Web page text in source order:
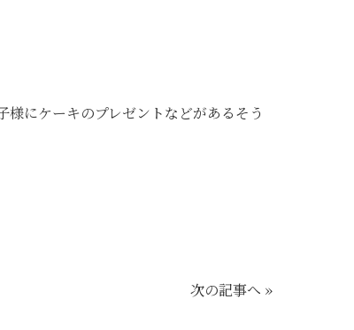
にケーキのプレゼントなどがあるそう
次の記事へ »